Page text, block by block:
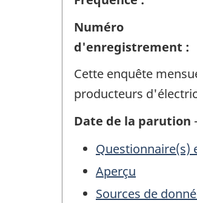
Numéro
d'enregistrement :
Cette enquête
producteurs
Date de la parution
Questionnaire(s)
Aperçu
Sources de